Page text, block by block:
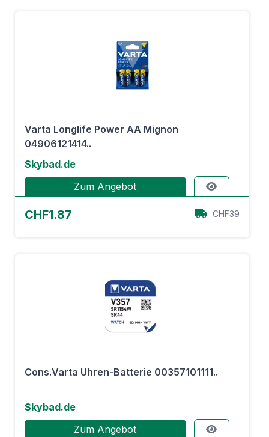
Varta Longlife Power AA Mignon
04906121414..
Skybad.de
Zum Angebot
CHF1.87 CHF39
Cons.Varta Uhren-Batterie 00357101111..
Skybad.de
Zum Angebot